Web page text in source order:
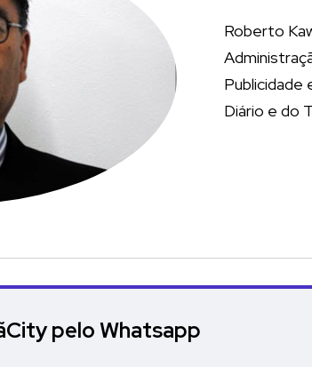
Roberto
Publicidade
Diário e do
pelo Whatsapp